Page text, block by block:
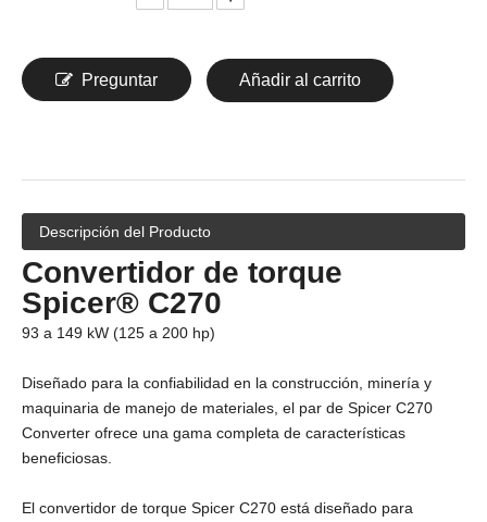
Preguntar Añadir al carrito
Descripción del Producto
Convertidor de torque
Spicer® C270
93 a 149 kW (125 a 200 hp)
Diseñado para la confiabilidad en la construcción, minería y
maquinaria de manejo de materiales, el par de Spicer C270
Converter ofrece una gama completa de características
beneficiosas.
El convertidor de torque Spicer C270 está diseñado para